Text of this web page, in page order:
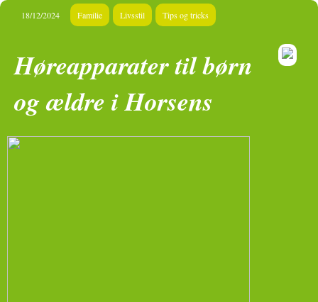
18/12/2024 Familie Livsstil Tips og tricks
Høreapparater til børn
og ældre i Horsens